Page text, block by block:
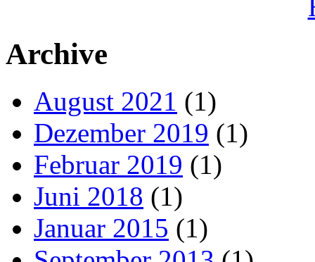
Archive
August 2021 (1)
Dezember 2019 (1)
Februar 2019 (1)
Juni 2018 (1)
Januar 2015 (1)